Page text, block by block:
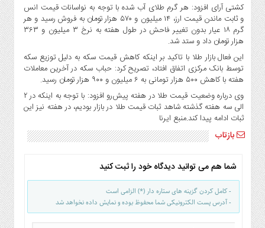
نگاه
روز
گوناگون
کشتی آرای افزود: هر گرم طلای آب شده با توجه به نواسانات قیمت انس
و ثابت ماندن قیمت ارز، ۱۴ میلیون و ۵۷۰ هزار تومان به فروش رسید و هر
گرم ۱۸ عیار بدون تغییر فاحش در طول هفته به نرخ ۳ میلیون و ۳۶۳
هزار تومان داد و ستد شد.
این فعال بازار طلا با تاکید بر اینکه کاهش قیمت سکه به دلیل توزیع سکه
توسط بانک مرکزی اتفاق افتاد، تصریح کرد: حباب سکه در آخرین معاملات
هفته با کاهش ۵۰۰ هزار تومانی به ۶ میلیون و ۹۰۰ هزار تومان رسید.
وی درباره وضعیت قیمت طلا در هفته پیش‌رو افزود: با توجه به اینکه در ۲
الی سه هفته گذشته شاهد ثبات قیمت طلا در بازار بودیم، در هفته نیز این
ثبات ادامه پیدا کند.منبع ایرنا
بازتاب
شما هم می توانید دیدگاه خود را ثبت کنید
- کامل کردن گزینه های ستاره دار (*) الزامی است
- آدرس پست الکترونیکی شما محفوظ بوده و نمایش داده نخواهد شد